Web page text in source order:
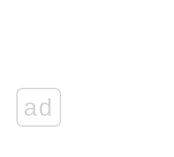
ad